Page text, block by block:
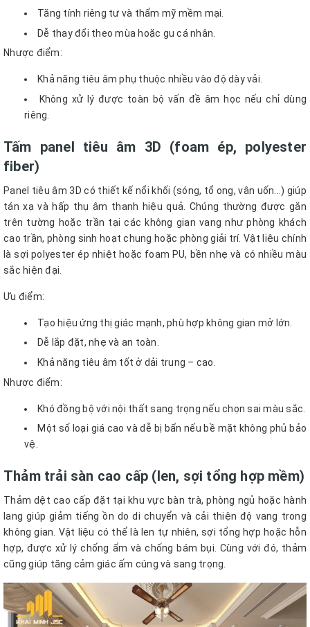
Tăng tính riêng tư và thẩm mỹ mềm mại.
Dễ thay đổi theo mùa hoặc gu cá nhân.
Nhược điểm:
Khả năng tiêu âm phụ thuộc nhiều vào độ dày vải.
Không xử lý được toàn bộ vấn đề âm học nếu chỉ dùng
riêng.
Tấm panel tiêu âm 3D (foam ép, polyester
fiber)
Panel tiêu âm 3D có thiết kế nổi khối (sóng, tổ ong, vân uốn...) giúp
tán xạ và hấp thụ âm thanh hiệu quả. Chúng thường được gắn
trên tường hoặc trần tại các không gian vang như phòng khách
cao trần, phòng sinh hoạt chung hoặc phòng giải trí. Vật liệu chính
là sợi polyester ép nhiệt hoặc foam PU, bền nhẹ và có nhiều màu
sắc hiện đại.
Ưu điểm:
Tạo hiệu ứng thị giác mạnh, phù hợp không gian mở lớn.
Dễ lắp đặt, nhẹ và an toàn.
Khả năng tiêu âm tốt ở dải trung – cao.
Nhược điểm:
Khó đồng bộ với nội thất sang trọng nếu chọn sai màu sắc.
Một số loại giá cao và dễ bị bẩn nếu bề mặt không phủ bảo
vệ.
Thảm trải sàn cao cấp (len, sợi tổng hợp mềm)
Thảm dệt cao cấp đặt tại khu vực bàn trà, phòng ngủ hoặc hành
lang giúp giảm tiếng ồn do di chuyển và cải thiện độ vang trong
không gian. Vật liệu có thể là len tự nhiên, sợi tổng hợp hoặc hỗn
hợp, được xử lý chống ẩm và chống bám bụi. Cùng với đó, thảm
cũng giúp tăng cảm giác ấm cúng và sang trọng.